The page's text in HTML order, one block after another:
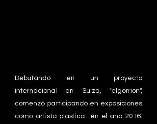
Debutando en un proyecto
internacional en Suiza, "elgorrion",
comenzó participando en exposiciones
como artista plástica en el año 2016.